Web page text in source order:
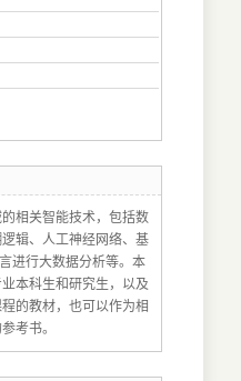
相关智能技术，包括数
辑、人工神经网络、基
进行大数据分析等。本
本科生和研究生，以及
的教材，也可以作为相
考书。